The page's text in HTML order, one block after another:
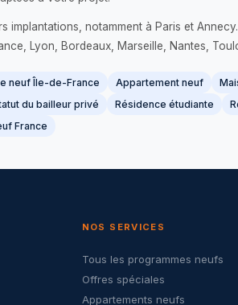
implantations, notamment à Paris et
Lyon, Bordeaux, Marseille, Nantes,
neuf Île-de-France Appartement neuf
du bailleur privé Résidence étudiante
France
NOS SERVICES
Tous les programmes neufs
Offres spéciales
Appartements neufs